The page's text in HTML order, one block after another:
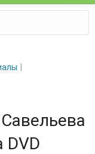
DVD